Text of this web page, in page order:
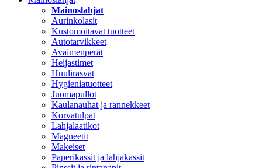
Mainoslahjat
Aurinkolasit
Kustomoitavat tuotteet
Autotarvikkeet
Avaimenperät
Heijastimet
Huulirasvat
Hygieniatuotteet
Juomapullot
Kaulanauhat ja rannekkeet
Korvatulpat
Lahjalaatikot
Magneetit
Makeiset
Paperikassit ja lahjakassit